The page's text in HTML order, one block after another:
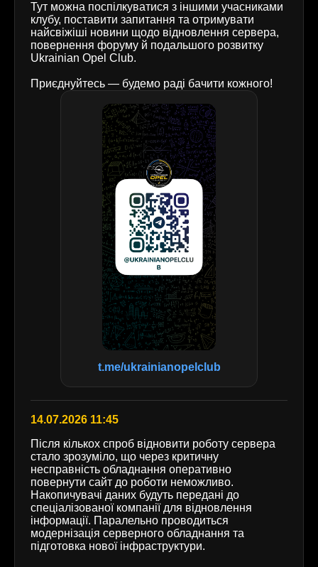
Тут можна поспілкуватися з іншими учасниками
клубу, поставити запитання та отримувати
найсвіжіші новини щодо відновлення сервера,
повернення форуму й подальшого розвитку
Ukrainian Opel Club.
Приєднуйтесь — будемо раді бачити кожного!
t.me/ukrainianopelclub
14.07.2026 11:45
Після кількох спроб відновити роботу сервера
стало зрозуміло, що через критичну
несправність обладнання оперативно
повернути сайт до роботи неможливо.
Накопичувачі даних будуть передані до
спеціалізованої компанії для відновлення
інформації. Паралельно проводиться
модернізація серверного обладнання та
підготовка нової інфраструктури.